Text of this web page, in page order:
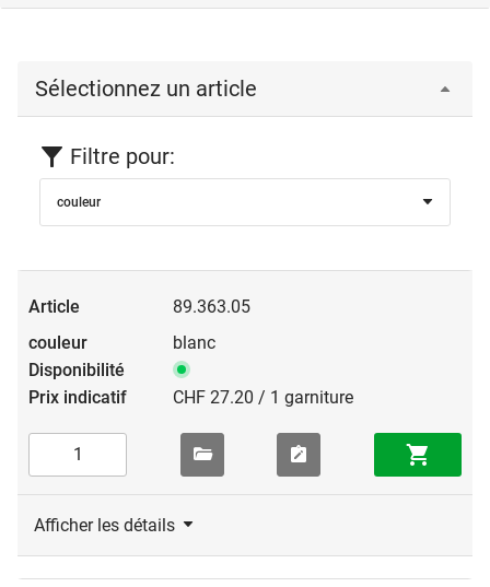
Sélectionnez un article
Filtre pour:
couleur
89.363.05
blanc
CHF 27.20 / 1 garniture
Afficher les détails